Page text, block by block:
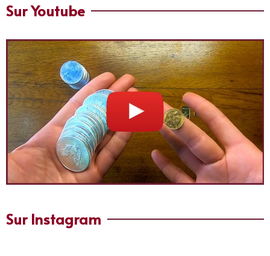
Sur Youtube
Sur Instagram